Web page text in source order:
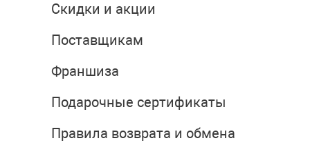
Скидки и акции
Поставщикам
Франшиза
Подарочные сертификаты
Правила возврата и обмена